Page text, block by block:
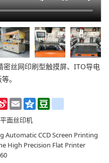
密丝网印刷型触摸屏、ITO导电
。
Sina
Weibo
EmailQzone
面丝印机
Automatic CCD Screen Printing
High Precision Flat Printer